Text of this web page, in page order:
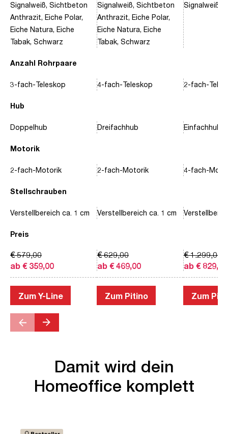
Anzahl Rohrpaare
Hub
Motorik
Stellschrauben
Preis
Signalweiß, Sichtbeton
Anthrazit, Eiche Polar,
Eiche Natura, Eiche
Tabak, Schwarz
3-fach-Teleskop
Doppelhub
2-fach-Motorik
Verstellbereich ca. 1 cm
ab € 359,00
€ 579,00
Zum Y-Line
Signalweiß, Sichtbeton
Anthrazit, Eiche Polar,
Eiche Natura, Eiche
Tabak, Schwarz
4-fach-Teleskop
Dreifachhub
2-fach-Motorik
Verstellbereich ca. 1 cm
ab € 469,00
€ 629,00
Zum Pitino
Signalweiß,
2-fach-
Einfachhub
4-fach-
ab € 829,00
€ 1.299,00
Zum
Damit wird dein
Homeoffice komplett